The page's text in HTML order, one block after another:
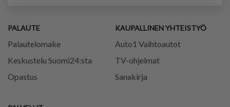
PALAUTE
Palautelomake
Keskustelu Suomi24:sta
Opastus
KAUPALLINEN YHTEISTYÖ
Auto1 Vaihtoautot
TV-ohjelmat
Sanakirja